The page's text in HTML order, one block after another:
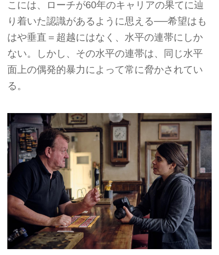
こには、ローチが60年のキャリアの果てに辿
り着いた認識があるように思える──希望はも
はや垂直＝超越にはなく、水平の連帯にしか
ない。しかし、その水平の連帯は、同じ水平
面上の偶発的暴力によって常に脅かされてい
る。